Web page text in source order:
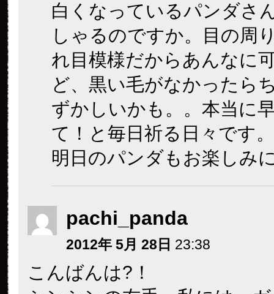
白くなっているパンダさ
しゃるのですか。目の周
れ目模様だからあんなに
ど、黒い毛がなかったら
ずかしいかも。。本当に
て！と毎日祈る日々です
明日のパンダもお楽しみ
pachi_panda
2012年 5月 28日 23:38
こんばんは?！